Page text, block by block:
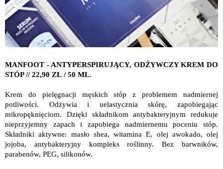
MANFOOT - ANTYPERSPIRUJĄCY, ODŻYWCZY KREM DO
STÓP // 22,90 ZŁ / 50 ML.
Krem do pielęgnacji męskich stóp z problemem nadmiernej
potliwości. Odżywia i uelastycznia skórę, zapobiegając
mikropęknięciom. Dzięki składnikom antybakteryjnym redukuje
nieprzyjemny zapach i zapobiega nadmiernemu poceniu stóp.
Składniki aktywne: masło shea, witamina E, olej awokado, olej
jojoba, antybakteryjny kompleks roślinny. Bez barwników,
parabenów, PEG, silikonów.